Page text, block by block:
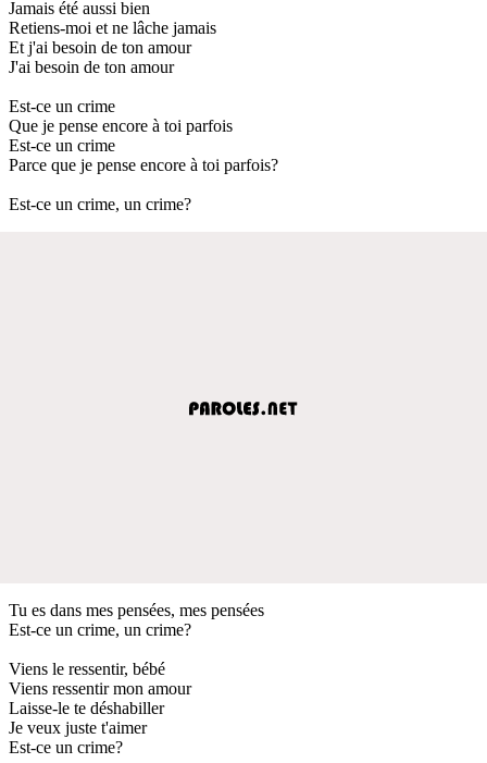
Jamais été aussi bien
Retiens-moi et ne lâche jamais
Et j'ai besoin de ton amour
J'ai besoin de ton amour
Est-ce un crime
Que je pense encore à toi parfois
Est-ce un crime
Parce que je pense encore à toi parfois?
Est-ce un crime, un crime?
Tu es dans mes pensées, mes pensées
Est-ce un crime, un crime?
Viens le ressentir, bébé
Viens ressentir mon amour
Laisse-le te déshabiller
Je veux juste t'aimer
Est-ce un crime?